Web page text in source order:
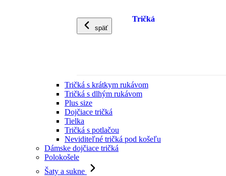
späť
Tričká
Tričká s krátkym rukávom
Tričká s dlhým rukávom
Plus size
Dojčiace tričká
Tielka
Tričká s potlačou
Neviditeľné tričká pod košeľu
Dámske dojčiace tričká
Polokošele
Šaty a sukne